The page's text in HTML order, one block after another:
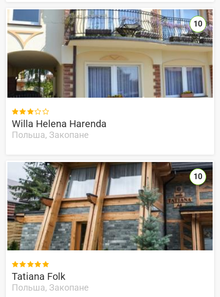

Willa Helena Harenda
Польша, Закопане
10

Tatiana Folk
Польша, Закопане
10